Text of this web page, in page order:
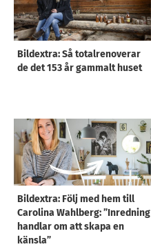
Bildextra: Så totalrenoverar
de det 153 år gammalt huset
Bildextra: Följ med hem till
Carolina Wahlberg: ”Inredning
handlar om att skapa en
känsla”